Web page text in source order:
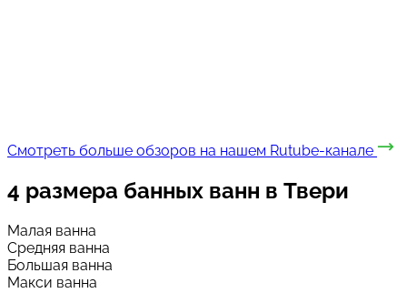
Смотреть больше обзоров на нашем Rutube-канале
4 размера банных ванн в Твери
Малая ванна
Средняя ванна
Большая ванна
Макси ванна